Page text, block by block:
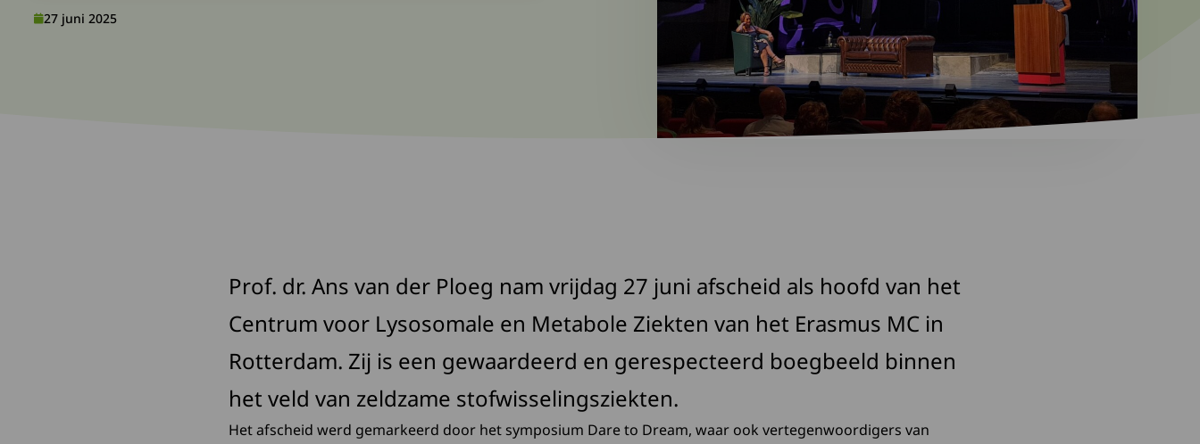
27 juni 2025
Prof. dr. Ans van der Ploeg nam vrijdag 27 juni afscheid als hoofd van het
Centrum voor Lysosomale en Metabole Ziekten van het Erasmus MC in
Rotterdam. Zij is een gewaardeerd en gerespecteerd boegbeeld binnen
het veld van zeldzame stofwisselingsziekten.
Het afscheid werd gemarkeerd door het symposium Dare to Dream, waar ook vertegenwoordigers van